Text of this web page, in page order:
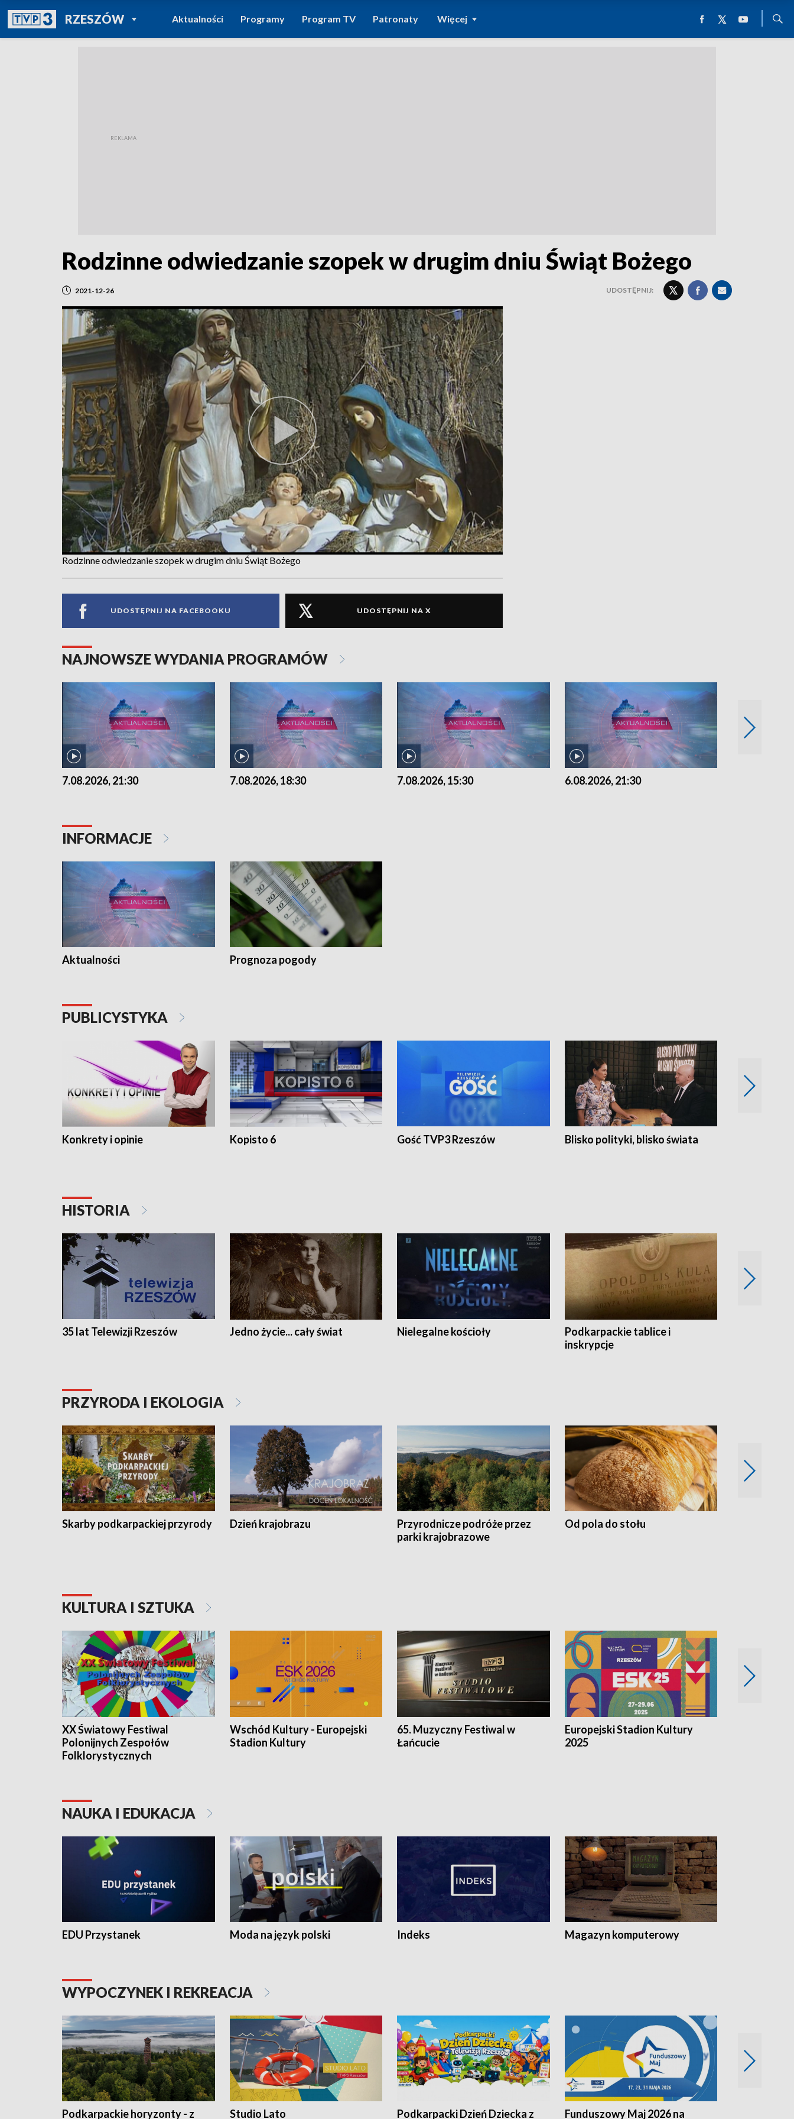
RZESZÓWPOWRÓT DO
TVP REGIONY
Aktualności Programy Program TV Patronaty Więcej
Rodzinne odwiedzanie szopek w drugim dniu Świąt Bożego
2021-12-26 UDOSTĘPNIJ:
Rodzinne odwiedzanie szopek w drugim dniu Świąt Bożego
UDOSTĘPNIJ NA FACEBOOKU UDOSTĘPNIJ NA X
NAJNOWSZE WYDANIA PROGRAMÓW
7.08.2026, 21:30 7.08.2026, 18:30 7.08.2026, 15:30 6.08.2026, 21:30
INFORMACJE
Aktualności Prognoza pogody
PUBLICYSTYKA
Konkrety i opinie Kopisto 6 Gość TVP3 Rzeszów Blisko polityki, blisko świata
HISTORIA
35 lat Telewizji Rzeszów Jedno życie... cały świat Nielegalne kościoły
Podkarpackie tablice i
inskrypcje
PRZYRODA I EKOLOGIA
Skarby podkarpackiej przyrody Dzień krajobrazu
Przyrodnicze podróże przez
parki krajobrazowe
Od pola do stołu
KULTURA I SZTUKA
XX Światowy Festiwal
Polonijnych Zespołów
Folklorystycznych
Wschód Kultury - Europejski
Stadion Kultury
65. Muzyczny Festiwal w
Łańcucie
Europejski Stadion Kultury
2025
NAUKA I EDUKACJA
EDU Przystanek Moda na język polski Indeks Magazyn komputerowy
WYPOCZYNEK I REKREACJA
Podkarpackie horyzonty - z Studio Lato Podkarpacki Dzień Dziecka z Funduszowy Maj 2026 na